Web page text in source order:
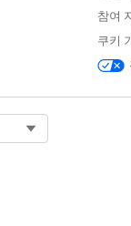
The image
field so that
field, enter
참여
쿠키